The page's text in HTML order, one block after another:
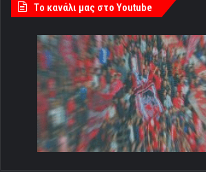
Tο κανάλι μας στο Youtube